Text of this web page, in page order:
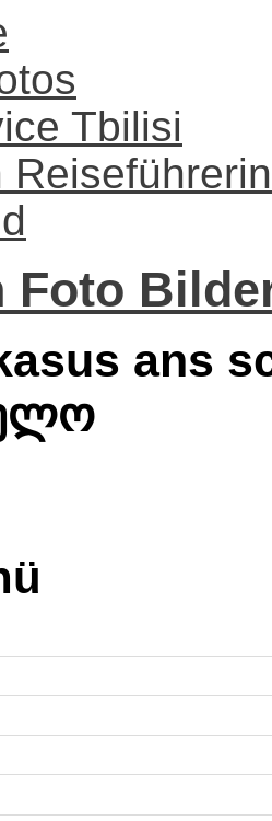
Tbilisi
Reiseführerin
Foto
ans